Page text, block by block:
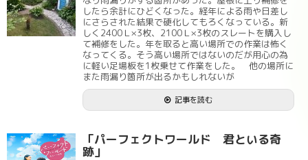
したら余計にひどくなった。経年による雨や日差し
にさらされた結果で硬化してもろくなっている。新
しく2400Ｌ×3枚、2100Ｌ×3枚のスレートを購入し
て補修をした。年を取ると高い場所での作業は怖く
なってくる。そう高い場所ではないのだが用心の為
に軽い足場板を1枚乗せて作業をした。 他の場所に
また雨漏り箇所が出るかもしれないが
記事を読む
「パーフェクトワールド 君といる奇
跡」